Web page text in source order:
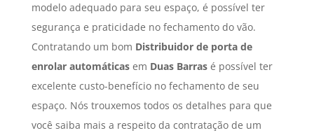
modelo adequado para seu espaço, é possível ter
segurança e praticidade no fechamento do vão.
Contratando um bom Distribuidor de porta de
enrolar automáticasem Duas Barrasé possível ter
excelente custo-benefício no fechamento de seu
espaço. Nós trouxemos todos os detalhes para que
você saiba mais a respeito da contratação de um